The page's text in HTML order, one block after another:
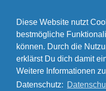
Diese Website nutzt
bestmögliche
können. Durch die
erklärst Du dich damit
Weitere Informationen
Datenschutz: